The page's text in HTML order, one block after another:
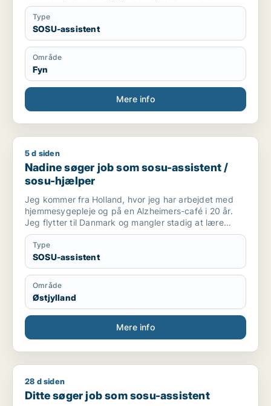
punktlig og i godt humør. Er et roligt og tålmodigt
menneske.
Type
SOSU-assistent
Område
Fyn
Mere info
Nadine søger job som sosu-assistent / sosu-hjælper
5 d siden
Nadine søger job som sosu-assistent /
sosu-hjælper
Jeg kommer fra Holland, hvor jeg har arbejdet med
hjemmesygepleje og på en Alzheimers-café i 20 år.
Jeg flytter til Danmark og mangler stadig at lære
sproget godt, før jeg kan arbejde som sygeplejerske.
Type
SOSU-assistent
Område
Østjylland
Mere info
Ditte søger job som sosu-assistent
28 d siden
Ditte søger job som sosu-assistent